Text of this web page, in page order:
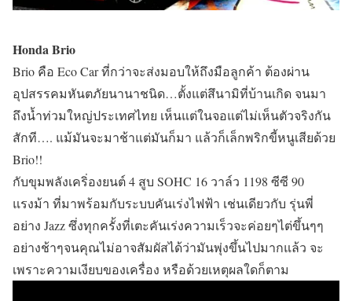
Honda Brio
Brio คือ Eco Car ที่กว่าจะส่งมอบให้ถึงมือลูกค้า ต้องผ่าน
อุปสรรคมหันตภัยนานาชนิด…ตั้งแต่สึนามิที่บ้านเกิด จนมา
ถึงน้ำท่วมใหญ่ประเทศไทย เห็นแต่ในจอแต่ไม่เห็นตัวจริงกัน
สักที…. แม้มันจะมาช้าแต่มันก็มา แล้วก็เล็กพริกขี้หนูเสียด้วย
Brio!!
กับขุมพลังเคริ่องยนต์ 4 สูบ SOHC 16 วาล์ว 1198 ซีซี 90
แรงม้า ที่มาพร้อมกับระบบคันเร่งไฟฟ้า เช่นเดียวกับ รุ่นพี่
อย่าง Jazz ซึ่งทุกครั้งที่เตะคันเร่งความเร็วจะค่อยๆไต่ขึ้นๆๆ
อย่างช้าๆจนคุณไม่อาจสัมผัสได้ว่ามันพุ่งขึ้นไปมากแล้ว จะ
เพราะความเงียบของเครื่อง หรือด้วยเหตุผลใดก็ตาม